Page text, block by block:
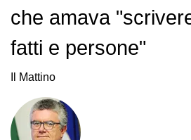
che amava
fatti e persone"
Il Mattino